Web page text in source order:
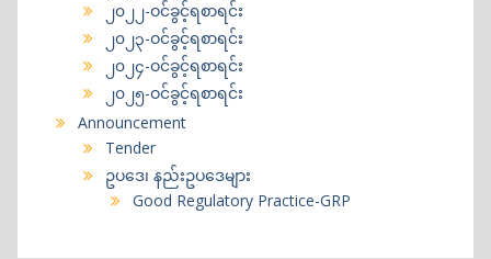
၂၀၂၂-ဝင်ခွင့်ရစာရင်း
၂၀၂၃-ဝင်ခွင့်ရစာရင်း
၂၀၂၄-ဝင်ခွင့်ရစာရင်း
၂၀၂၅-ဝင်ခွင့်ရစာရင်း
Announcement
Tender
ဥပဒေ၊ နည်းဥပဒေများ
Good Regulatory Practice-GRP